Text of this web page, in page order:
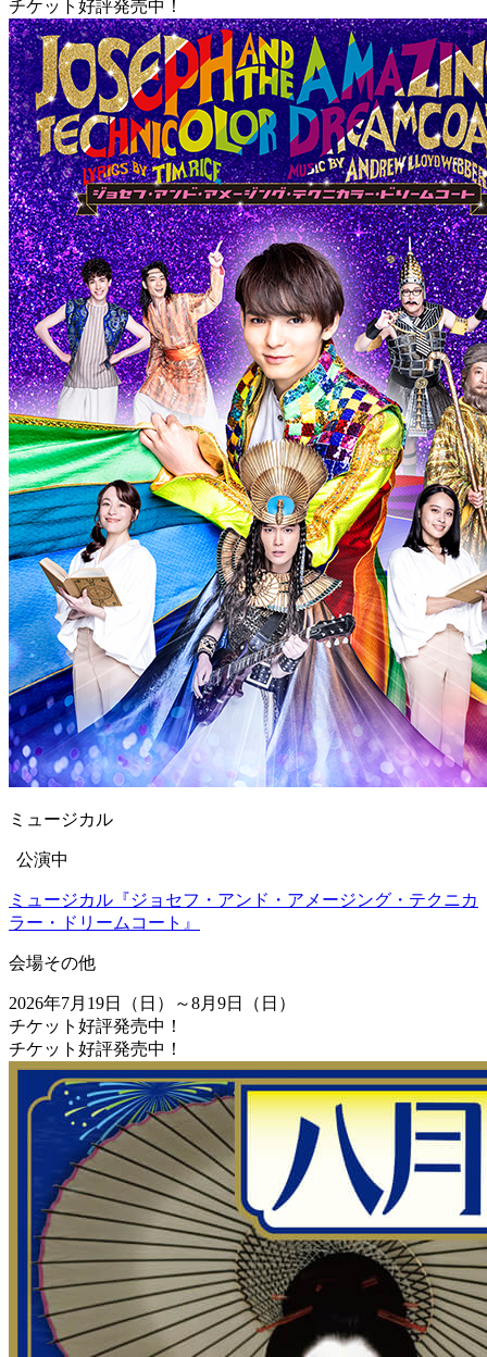
チケット好評発売中！
ミュージカル
公演中
ミュージカル『ジョセフ・アンド・アメージング・テクニカ
ラー・ドリームコート』
会場その他
2026年7月19日（日）～8月9日（日）
チケット好評発売中！
チケット好評発売中！